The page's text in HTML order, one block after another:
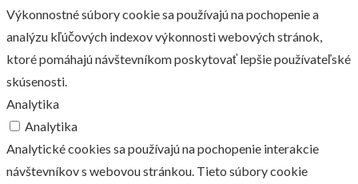
Výkonnostné súbory cookie sa používajú na pochopenie a
analýzu kľúčových indexov výkonnosti webových stránok,
ktoré pomáhajú návštevníkom poskytovať lepšie používateľské
skúsenosti.
Analytika
Analytika
Analytické cookies sa používajú na pochopenie interakcie
návštevníkov s webovou stránkou. Tieto súbory cookie